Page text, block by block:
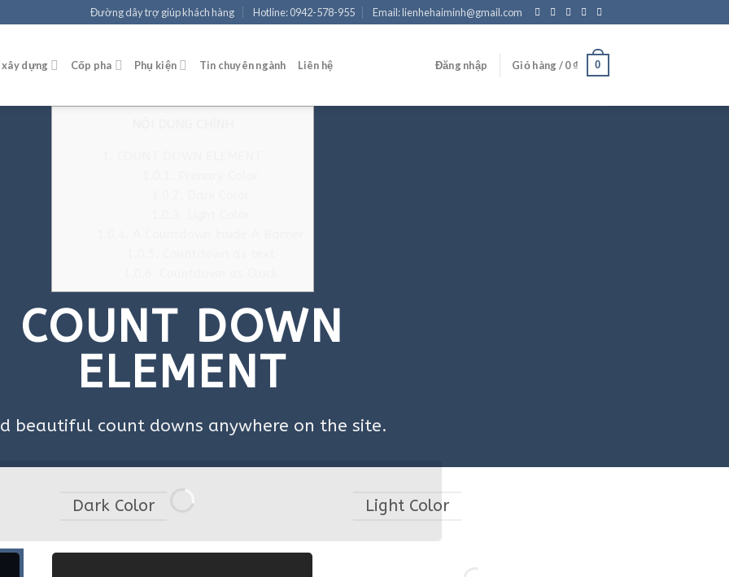
Đường dây trợ giúp khách hàng Hotline: 0942-578-955 Email: lienhehaiminh@gmail.com
dựng Cốp pha Phụ kiện Tin chuyên ngành Liên hệ Đăng nhập Giỏ hàng /0₫ 0
COUNT DOWN
ELEMENT
beautiful count downs anywhere on the site.
Dark Color Light Color